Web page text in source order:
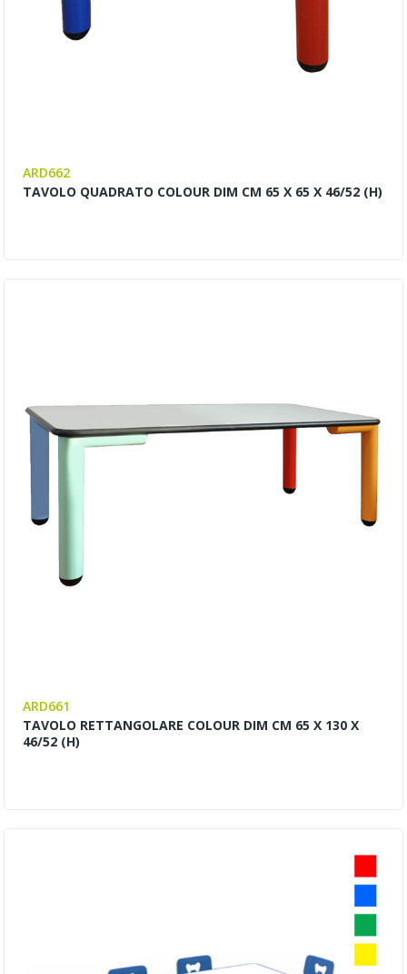
ARD662
TAVOLO QUADRATO COLOUR DIM CM 65 X 65 X 46/52 (H)
ARD661
TAVOLO RETTANGOLARE COLOUR DIM CM 65 X 130 X
46/52 (H)